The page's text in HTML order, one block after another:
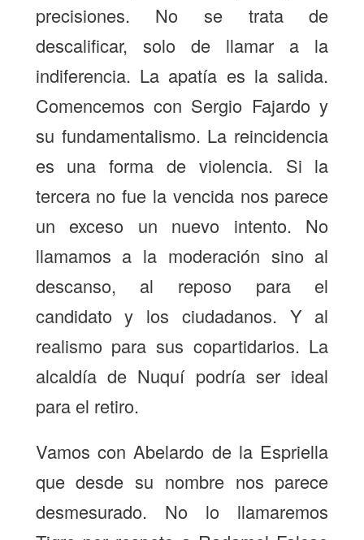
precisiones. No se trata de
descalificar, solo de llamar a la
indiferencia. La apatía es la salida.
Comencemos con Sergio Fajardo y
su fundamentalismo. La reincidencia
es una forma de violencia. Si la
tercera no fue la vencida nos parece
un exceso un nuevo intento. No
llamamos a la moderación sino al
descanso, al reposo para el
candidato y los ciudadanos. Y al
realismo para sus copartidarios. La
alcaldía de Nuquí podría ser ideal
para el retiro.
Vamos con Abelardo de la Espriella
que desde su nombre nos parece
desmesurado. No lo llamaremos